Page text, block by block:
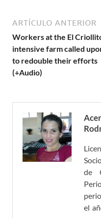
ARTÍCULO ANTERIOR
Workers at the El
intensive farm called
to redouble their efforts
(+Audio)
de
el